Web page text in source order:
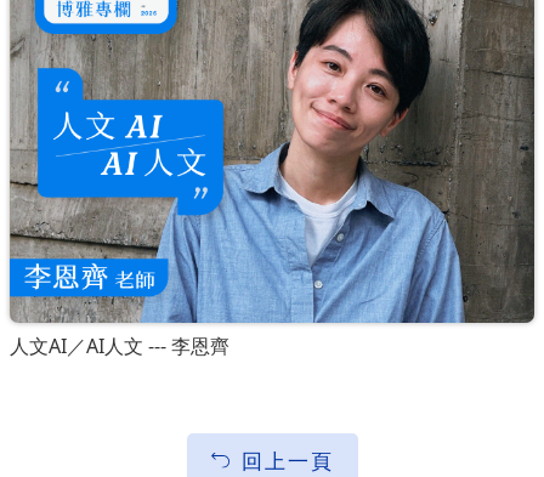
人文AI／AI人文 --- 李恩齊
回上一頁